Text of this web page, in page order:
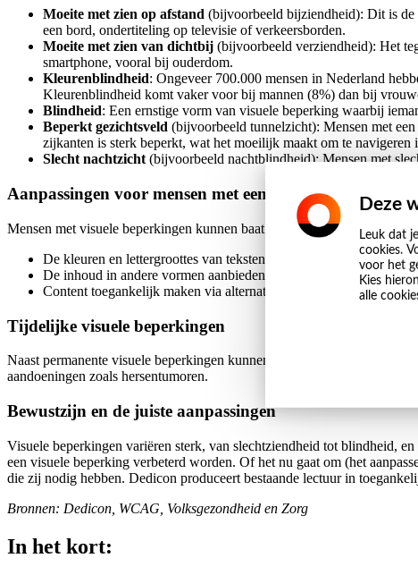
Deze
Leuk dat
cookies.
voor het
Kies
alle
Moeite met zien op afstand (bijvoorbeeld bijziendheid): Dit is de
een bord, ondertiteling op televisie of verkeersborden.
Moeite met zien van dichtbij (bijvoorbeeld verziendheid): Het
smartphone, vooral bij ouderdom.
Kleurenblindheid: Ongeveer 700.000 mensen in Nederland
Kleurenblindheid komt vaker voor bij mannen (8%) dan bij
Blindheid: Een ernstige vorm van visuele beperking waarbij
Beperkt gezichtsveld (bijvoorbeeld tunnelzicht): Mensen met
zijkanten is sterk beperkt, wat het moeilijk maakt om te navigeren
Slecht nachtzicht (bijvoorbeeld nachtblindheid): Mensen met
Aanpassingen voor mensen met een visuele beperking
Mensen met visuele beperkingen kunnen baat hebben bij verschillende
De kleuren en lettergroottes van teksten aanpassen
De inhoud in andere vormen aanbieden, zoals in audio of braille
Content toegankelijk maken via alternatieve bediening, zoals via
Tijdelijke visuele beperkingen
Naast permanente visuele beperkingen kunnen er ook tijdelijke
aandoeningen zoals hersentumoren.
Bewustzijn en de juiste aanpassingen
Visuele beperkingen variëren sterk, van slechtziendheid tot blindheid,
een visuele beperking verbeterd worden. Of het nu gaat om (het
die zij nodig hebben. Dedicon produceert bestaande lectuur in
Bronnen: Dedicon, WCAG, Volksgezondheid en Zorg
In het kort: